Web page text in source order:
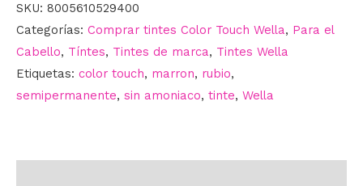
SKU: 8005610529400
Categorías: Comprar tintes Color Touch Wella, Para el
Cabello, Tíntes, Tintes de marca, Tintes Wella
Etiquetas: color touch, marron, rubio,
semipermanente, sin amoniaco, tinte, Wella